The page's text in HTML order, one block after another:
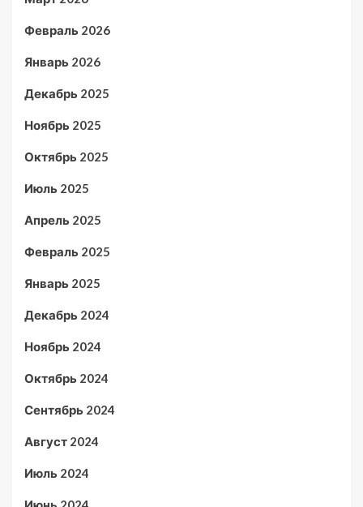
Февраль 2026
Январь 2026
Декабрь 2025
Ноябрь 2025
Октябрь 2025
Июль 2025
Апрель 2025
Февраль 2025
Январь 2025
Декабрь 2024
Ноябрь 2024
Октябрь 2024
Сентябрь 2024
Август 2024
Июль 2024